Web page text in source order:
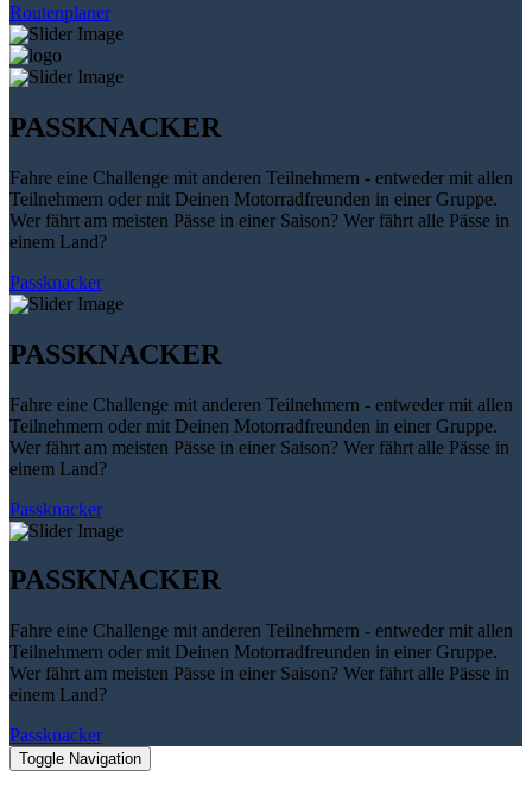
Routenplaner
PASSKNACKER
Fahre eine Challenge mit anderen Teilnehmern - entweder mit allen
Teilnehmern oder mit Deinen Motorradfreunden in einer Gruppe.
Wer fährt am meisten Pässe in einer Saison? Wer fährt alle Pässe in
einem Land?
Passknacker
PASSKNACKER
Fahre eine Challenge mit anderen Teilnehmern - entweder mit allen
Teilnehmern oder mit Deinen Motorradfreunden in einer Gruppe.
Wer fährt am meisten Pässe in einer Saison? Wer fährt alle Pässe in
einem Land?
Passknacker
PASSKNACKER
Fahre eine Challenge mit anderen Teilnehmern - entweder mit allen
Teilnehmern oder mit Deinen Motorradfreunden in einer Gruppe.
Wer fährt am meisten Pässe in einer Saison? Wer fährt alle Pässe in
einem Land?
Passknacker
Toggle Navigation